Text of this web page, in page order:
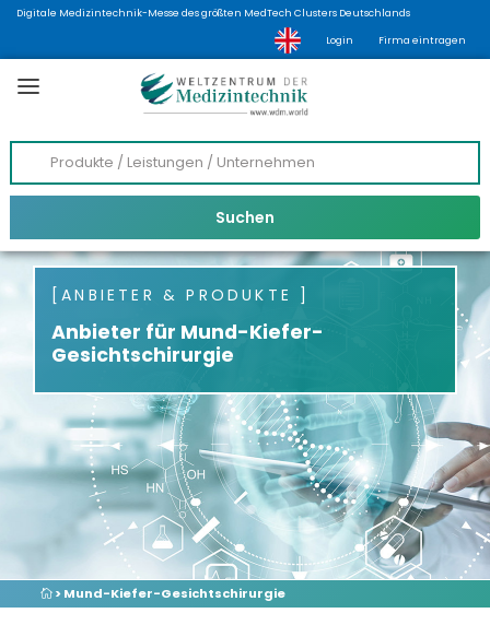
Digitale Medizintechnik-Messe des größten MedTech Clusters Deutschlands
Login Firma eintragen
ANBIETER & PRODUKTE
Anbieter für Mund-Kiefer-
Gesichtschirurgie
> Mund-Kiefer-Gesichtschirurgie